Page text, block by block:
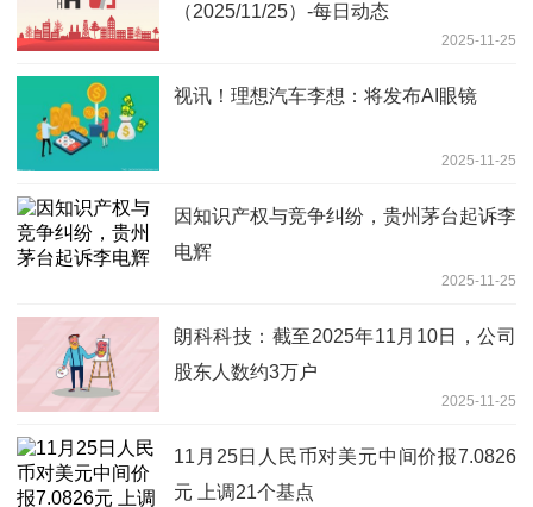
（2025/11/25）-每日动态
2025-11-25
视讯！理想汽车李想：将发布AI眼镜
2025-11-25
因知识产权与竞争纠纷，贵州茅台起诉李
电辉
2025-11-25
朗科科技：截至2025年11月10日，公司
股东人数约3万户
2025-11-25
11月25日人民币对美元中间价报7.0826
元 上调21个基点